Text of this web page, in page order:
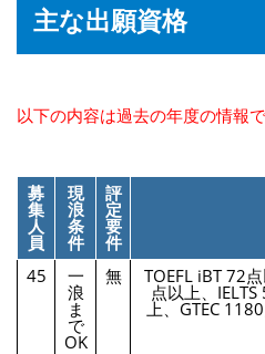
主な出願資格
以下の内容は過去の年度の情報で
募
集
人
員
現
浪
条
件
評
定
要
件
45 一
浪
ま
で
OK
無 TOEFL iBT 72
点以上、
上、GTEC